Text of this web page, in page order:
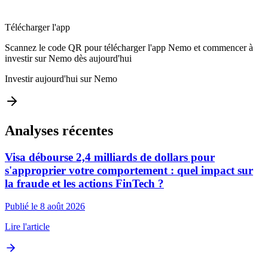
Télécharger l'app
Scannez le code QR pour télécharger l'app Nemo et commencer à
investir sur Nemo dès aujourd'hui
Investir aujourd'hui sur Nemo
Analyses récentes
Visa débourse 2,4 milliards de dollars pour
s'approprier votre comportement : quel impact sur
la fraude et les actions FinTech ?
Publié le 8 août 2026
Lire l'article